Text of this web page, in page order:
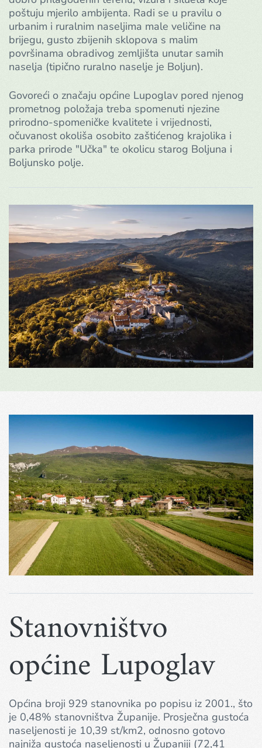
poštuju mjerilo ambijenta. Radi se u pravilu o
urbanim i ruralnim naseljima male veličine na
brijegu, gusto zbijenih sklopova s malim
površinama obradivog zemljišta unutar samih
naselja (tipično ruralno naselje je Boljun).
Govoreći o značaju općine Lupoglav pored njenog
prometnog položaja treba spomenuti njezine
prirodno-spomeničke kvalitete i vrijednosti,
očuvanost okoliša osobito zaštićenog krajolika i
parka prirode "Učka" te okolicu starog Boljuna i
Boljunsko polje.
Stanovništvo
općine Lupoglav
Općina broji 929 stanovnika po popisu iz 2001., što
je 0,48% stanovništva Županije. Prosječna gustoća
naseljenosti je 10,39 st/km2, odnosno gotovo
najniža gustoća naseljenosti u Županiji (72,41